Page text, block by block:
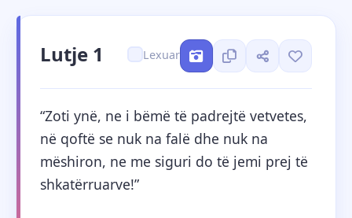
Lutje 1 Lexuar
“Zoti ynë, ne i bëmë të padrejtë vetvetes,
në qoftë se nuk na falë dhe nuk na
mëshiron, ne me siguri do të jemi prej të
shkatërruarve!”